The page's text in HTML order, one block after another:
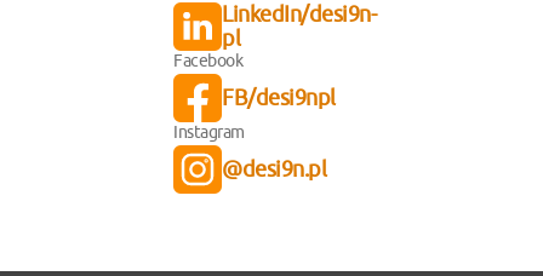
LinkedIn/desi9n-
pl
Facebook
FB/desi9npl
Instagram
@desi9n.pl